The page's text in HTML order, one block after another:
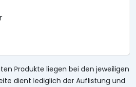
Produkte liegen bei den jeweiligen
dient lediglich der Auflistung und